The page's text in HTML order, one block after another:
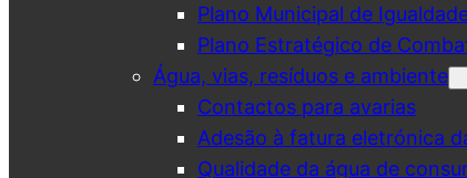
Plano Municipal de
Plano Estratégico de
Água, vias, resíduos e ambiente
Contactos para avarias
Adesão à fatura eletrónica
Qualidade da água de